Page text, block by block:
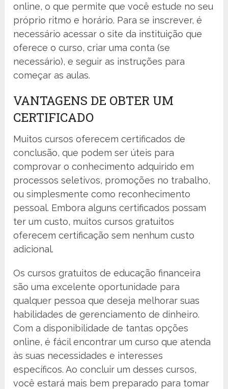
online, o que permite que você estude no seu
próprio ritmo e horário. Para se inscrever, é
necessário acessar o site da instituição que
oferece o curso, criar uma conta (se
necessário), e seguir as instruções para
começar as aulas.
VANTAGENS DE OBTER UM
CERTIFICADO
Muitos cursos oferecem certificados de
conclusão, que podem ser úteis para
comprovar o conhecimento adquirido em
processos seletivos, promoções no trabalho,
ou simplesmente como reconhecimento
pessoal. Embora alguns certificados possam
ter um custo, muitos cursos gratuitos
oferecem certificação sem nenhum custo
adicional.
Os cursos gratuitos de educação financeira
são uma excelente oportunidade para
qualquer pessoa que deseja melhorar suas
habilidades de gerenciamento de dinheiro.
Com a disponibilidade de tantas opções
online, é fácil encontrar um curso que atenda
às suas necessidades e interesses
específicos. Ao concluir um desses cursos,
você estará mais bem preparado para tomar